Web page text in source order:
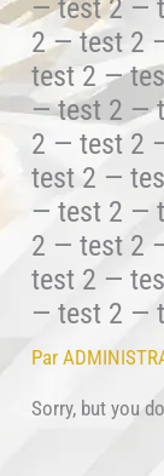
— test 2 —
2 — test 2
test 2 —
— test 2 —
2 — test 2
test 2 —
— test 2 —
2 — test 2
test 2 —
— test 2 —
Par
Sorry, but you